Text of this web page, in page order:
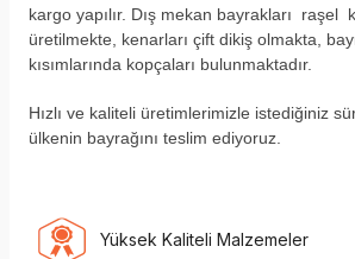
kargo yapılır. Dış mekan bayrakları raşel
üretilmekte, kenarları çift dikiş olmakta,
kısımlarında kopçaları bulunmaktadır.
Hızlı ve kaliteli üretimlerimizle istediğiniz
ülkenin bayrağını teslim ediyoruz.
Yüksek Kaliteli Malzemeler